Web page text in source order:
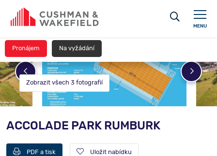
MENU
Zobrazit všech 3 fotografií
ACCOLADE PARK RUMBURK
PDF a tisk Uložit nabídku
Pronájem Na vyžádání